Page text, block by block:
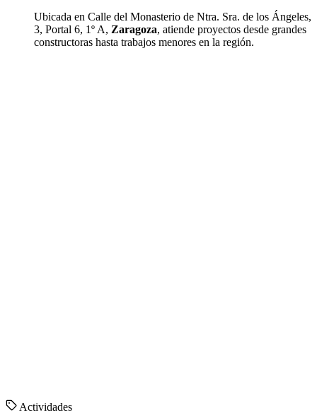
Ubicada en Calle del Monasterio de Ntra. Sra. de los Ángeles,
3, Portal 6, 1º A, Zaragoza, atiende proyectos desde grandes
constructoras hasta trabajos menores en la región.
Actividades